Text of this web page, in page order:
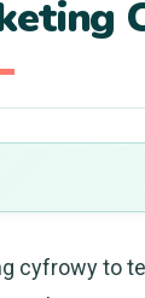
cyfrowy to